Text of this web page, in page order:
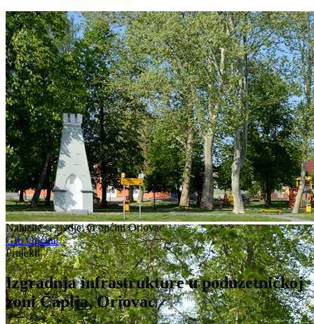
Nalazite se ovdje:O općini Oriovac
Grb Općine
Projekti
Izgradnja infrastrukture u poduzetničkoj
zoni Čaplja, Oriovac